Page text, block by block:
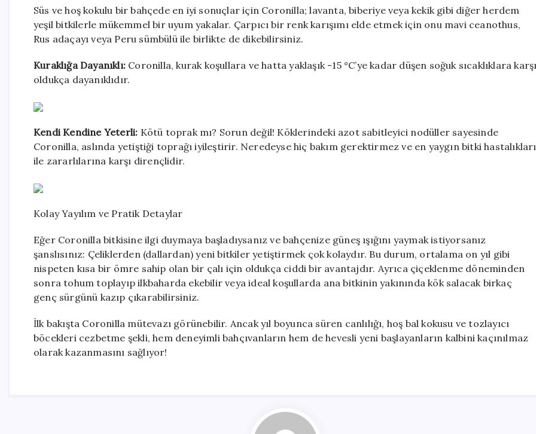
Süs ve hoş kokulu bir bahçede en iyi sonuçlar için Coronilla; lavanta, biberiye veya kekik gibi diğer herdem
yeşil bitkilerle mükemmel bir uyum yakalar. Çarpıcı bir renk karışımı elde etmek için onu mavi ceanothus,
Rus adaçayı veya Peru sümbülü ile birlikte de dikebilirsiniz.
Kuraklığa Dayanıklı: Coronilla, kurak koşullara ve hatta yaklaşık -15 °C’ye kadar düşen soğuk sıcaklıklara
oldukça dayanıklıdır.
Kendi Kendine Yeterli: Kötü toprak mı? Sorun değil! Köklerindeki azot sabitleyici nodüller sayesinde
Coronilla, aslında yetiştiği toprağı iyileştirir. Neredeyse hiç bakım gerektirmez ve en yaygın bitki hastalıkları
ile zararlılarına karşı dirençlidir.
Kolay Yayılım ve Pratik Detaylar
Eğer Coronilla bitkisine ilgi duymaya başladıysanız ve bahçenize güneş ışığını yaymak istiyorsanız
şanslısınız: Çeliklerden (dallardan) yeni bitkiler yetiştirmek çok kolaydır. Bu durum, ortalama on yıl gibi
nispeten kısa bir ömre sahip olan bir çalı için oldukça ciddi bir avantajdır. Ayrıca çiçeklenme döneminden
sonra tohum toplayıp ilkbaharda ekebilir veya ideal koşullarda ana bitkinin yakınında kök salacak birkaç
genç sürgünü kazıp çıkarabilirsiniz.
İlk bakışta Coronilla mütevazı görünebilir. Ancak yıl boyunca süren canlılığı, hoş bal kokusu ve tozlayıcı
böcekleri cezbetme şekli, hem deneyimli bahçıvanların hem de hevesli yeni başlayanların kalbini kaçınılmaz
olarak kazanmasını sağlıyor!